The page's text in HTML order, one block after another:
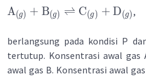
A(g) + B(g) ⇌ C(g ) + D(g),
berlangsung pada kondisi P
tertutup. Konsentrasi awal gas
awal gas B. Konsentrasi awal